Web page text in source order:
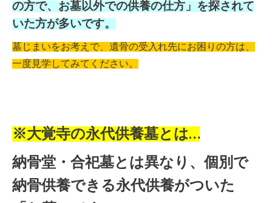
の方で、お墓以外での供養の仕方」を探されて
いた方が多いです。
墓じまいをお考えで、遺骨の受入れ先にお困りの方は、
一度見学してみてください。
※大覚寺の永代供養墓とは…
納骨堂・合祀墓とは異なり、個別で
納骨供養できる永代供養がついた